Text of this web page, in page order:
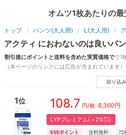
オムツ1枚あたりの
トップ パンツ(大人用) L(大人用)
アクティ におわないのは良いパ
割引後にポイントと送料を含めた実質価格でで1
（本ページのリンクには広告が含まれています）
絞り
1位 108.7 円/枚 8,360円
LYPプレミアム(＋2%㌽)
535ポイント 送料無料 72